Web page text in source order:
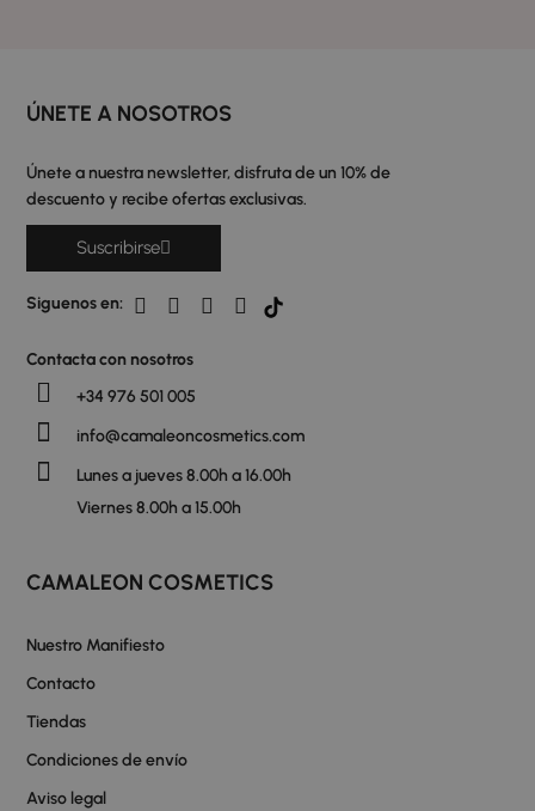
ÚNETE A NOSOTROS
Únete a nuestra newsletter, disfruta de un 10% de
descuento y recibe ofertas exclusivas.
Suscribirse
Siguenos en:
Contacta con nosotros
+34 976 501 005
info@camaleoncosmetics.com
Lunes a jueves 8.00h a 16.00h
Viernes 8.00h a 15.00h
CAMALEON COSMETICS
Nuestro Manifiesto
Contacto
Tiendas
Condiciones de envío
Aviso legal